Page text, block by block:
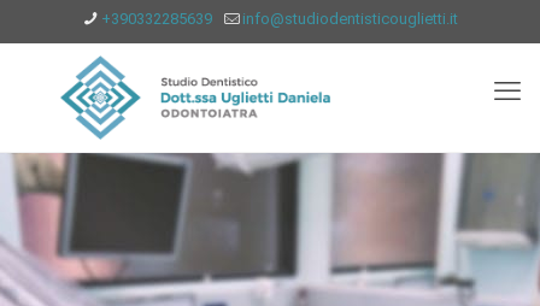
+390332285639 info@studiodentisticouglietti.it